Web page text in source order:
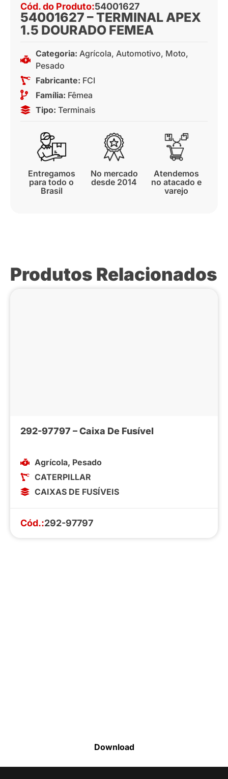
Cód. do Produto:54001627
54001627 – TERMINAL APEX
1.5 DOURADO FEMEA
Categoria: Agrícola, Automotivo, Moto,
Pesado
Fabricante: FCI
Família: Fêmea
Tipo: Terminais
Entregamos
para todo o
Brasil
No mercado
desde 2014
Atendemos
no atacado e
varejo
Produtos Relacionados
292-97797 – Caixa De Fusível
Agrícola, Pesado
CATERPILLAR
CAIXAS DE FUSÍVEIS
Cód.:292-97797
Download